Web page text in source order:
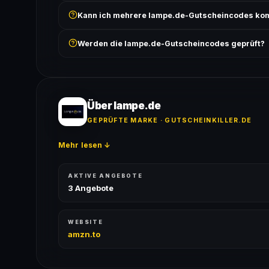
Bedingungen findest du unter „Details".
Kann ich mehrere lampe.de-Gutscheincodes
ausgeschlossen, sofern die Angebotsbedingungen
Werden die lampe.de-Gutscheincodes geprüft?
Über lampe.de
GEPRÜFTE MARKE · GUTSCHEINKILLER.DE
Mehr lesen ↓
AKTIVE ANGEBOTE
3 Angebote
WEBSITE
amzn.to